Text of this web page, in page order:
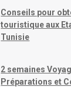
Conseils pour
touristique aux
Tunisie
2 semaines
Préparations et